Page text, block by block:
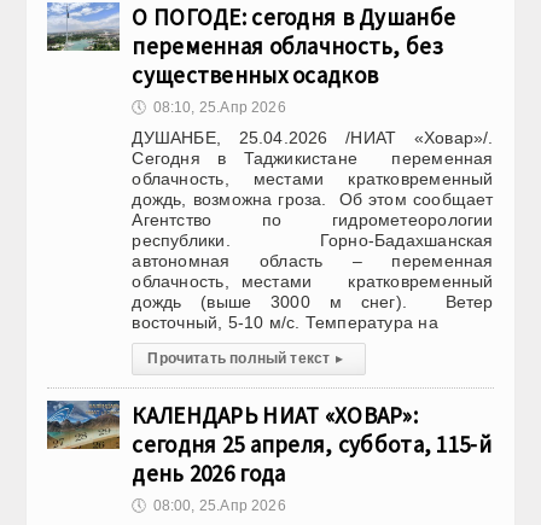
О ПОГОДЕ: сегодня в Душанбе
переменная облачность, без
существенных осадков
🕔 08:10, 25.Апр 2026
ДУШАНБЕ, 25.04.2026 /НИАТ «Ховар»/.
Сегодня в Таджикистане переменная
облачность, местами кратковременный
дождь, возможна гроза. Об этом сообщает
Агентство по гидрометеорологии
республики. Горно-Бадахшанская
автономная область – переменная
облачность, местами кратковременный
дождь (выше 3000 м снег). Ветер
восточный, 5-10 м/с. Температура на
Прочитать полный текст ▸
КАЛЕНДАРЬ НИАТ «ХОВАР»:
сегодня 25 апреля, суббота, 115-й
день 2026 года
🕔 08:00, 25.Апр 2026